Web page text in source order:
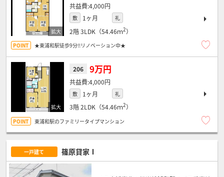
4,000円
敷 1ヶ月 礼
2階3LDK（54.46ｍ2）
★東浦和駅徒歩9分!!リノベーション中★
206 9万円
4,000円
敷 1ヶ月 礼
3階2LDK（54.46ｍ2）
東浦和駅のファミリータイプマンション
一戸建て 篠原貸家Ⅰ